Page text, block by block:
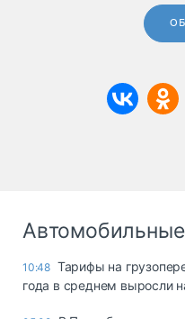
Автомобильные
10:48 Тарифы на
года в среднем выросли